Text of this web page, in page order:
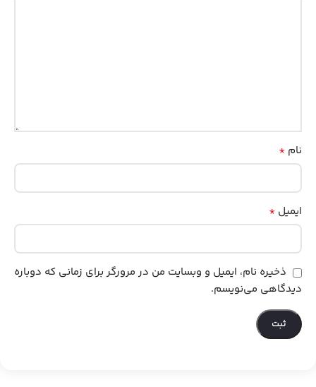
نام *
ایمیل *
ذخیره نام، ایمیل و وبسایت من در مرورگر برای زمانی که دوباره
دیدگاهی می‌نویسم.